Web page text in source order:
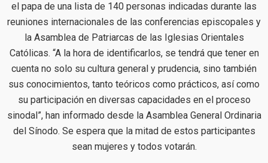
el papa de una lista de 140 personas indicadas durante las
reuniones internacionales de las conferencias episcopales y
la Asamblea de Patriarcas de las Iglesias Orientales
Católicas. “A la hora de identificarlos, se tendrá que tener en
cuenta no solo su cultura general y prudencia, sino también
sus conocimientos, tanto teóricos como prácticos, así como
su participación en diversas capacidades en el proceso
sinodal”, han informado desde la Asamblea General Ordinaria
del Sínodo. Se espera que la mitad de estos participantes
sean mujeres y todos votarán.